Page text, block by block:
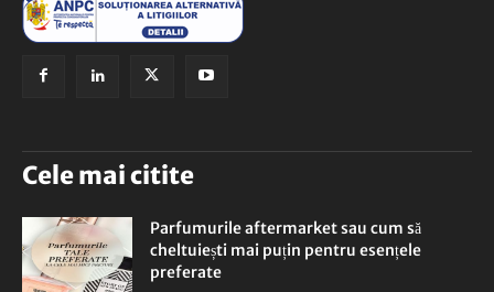
Cele mai citite
Parfumurile aftermarket sau cum să
cheltuiești mai puțin pentru esențele
preferate